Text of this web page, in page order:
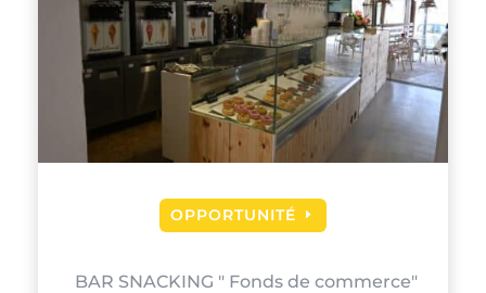
OPPORTUNITÉ
BAR SNACKING " Fonds de commerce"